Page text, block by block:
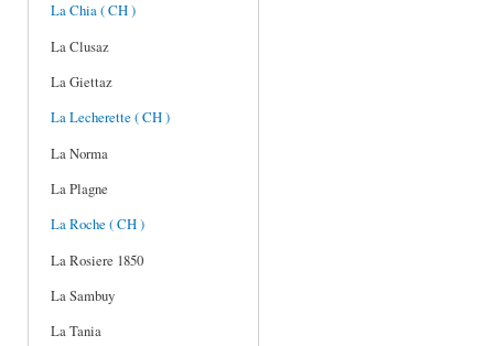
La Chia ( CH )
La Clusaz
La Giettaz
La Lecherette ( CH )
La Norma
La Plagne
La Roche ( CH )
La Rosiere 1850
La Sambuy
La Tania